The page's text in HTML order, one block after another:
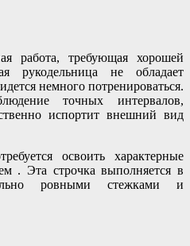
работа, требующая хорошей
рукодельница не обладает
немного потренироваться.
точных интервалов,
испортит внешний вид
освоить характерные
. Эта строчка выполняется в
ровными стежками и